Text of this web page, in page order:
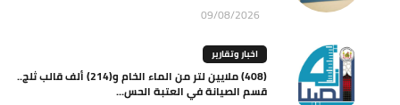
09/08/2026
اخبار وتقارير
(408) ملايين لتر من الماء الخام و(214) ألف قالب ثلج..
قسم الصيانة في العتبة الحس...